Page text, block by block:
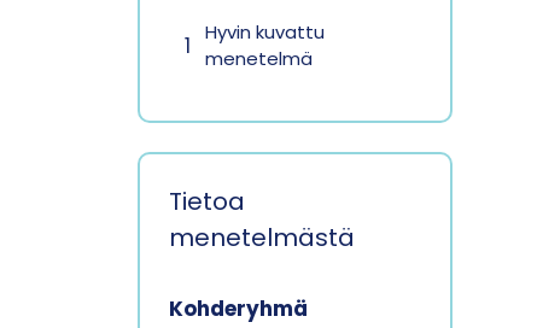
1
Hyvin kuvattu
menetelmä
Tietoa
menetelmästä
Kohderyhmä